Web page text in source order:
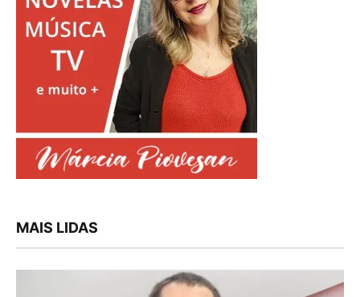
MAIS LIDAS